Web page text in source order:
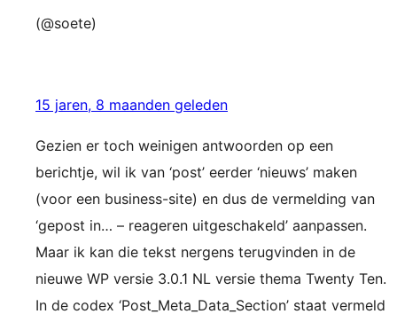
(@soete)
15 jaren, 8 maanden geleden
Gezien er toch weinigen antwoorden op een
berichtje, wil ik van ‘post’ eerder ‘nieuws’ maken
(voor een business-site) en dus de vermelding van
‘gepost in… – reageren uitgeschakeld’ aanpassen.
Maar ik kan die tekst nergens terugvinden in de
nieuwe WP versie 3.0.1 NL versie thema Twenty Ten.
In de codex ‘Post_Meta_Data_Section’ staat vermeld